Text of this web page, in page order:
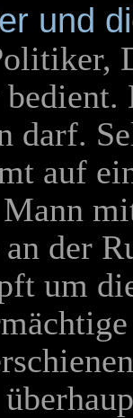
und
darf.
auf
der
um